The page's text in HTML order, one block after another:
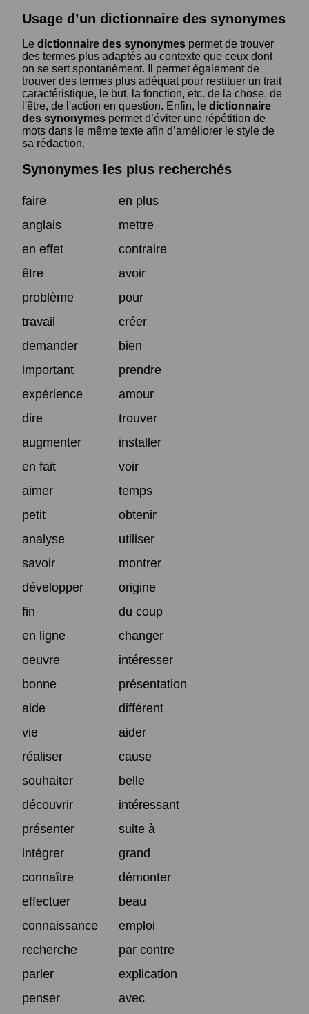
Usage d’un dictionnaire des synonymes
Le dictionnaire des synonymes permet de trouver
des termes plus adaptés au contexte que ceux dont
on se sert spontanément. Il permet également de
trouver des termes plus adéquat pour restituer un trait
caractéristique, le but, la fonction, etc. de la chose, de
l'être, de l'action en question. Enfin, le dictionnaire
des synonymes permet d’éviter une répétition de
mots dans le même texte afin d’améliorer le style de
sa rédaction.
Synonymes les plus recherchés
faire
en plus
anglais
mettre
en effet
contraire
être
avoir
problème
pour
travail
créer
demander
bien
important
prendre
expérience
amour
dire
trouver
augmenter
installer
en fait
voir
aimer
temps
petit
obtenir
analyse
utiliser
savoir
montrer
développer
origine
fin
du coup
en ligne
changer
oeuvre
intéresser
bonne
présentation
aide
différent
vie
aider
réaliser
cause
souhaiter
belle
découvrir
intéressant
présenter
suite à
intégrer
grand
connaître
démonter
effectuer
beau
connaissance
emploi
recherche
par contre
parler
explication
penser
avec